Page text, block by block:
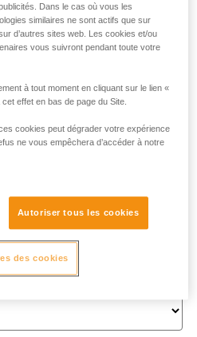
Dans le cas où vous les
similaires ne sont actifs que sur
d’autres sites web. Les cookies et/ou
vous suivront pendant toute votre
à tout moment en cliquant sur le lien «
effet en bas de page du Site.
cookies peut dégrader votre expérience
ne vous empêchera d’accéder à notre
Autoriser tous les cookies
des cookies